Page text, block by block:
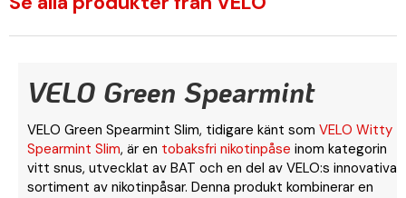
VELO Green Spearmint
VELO Green Spearmint Slim, tidigare känt som VELO Witty
Spearmint Slim, är en tobaksfri nikotinpåse inom kategorin
vitt snus, utvecklat av BAT och en del av VELO:s innovativa
sortiment av nikotinpåsar. Denna produkt kombinerar en